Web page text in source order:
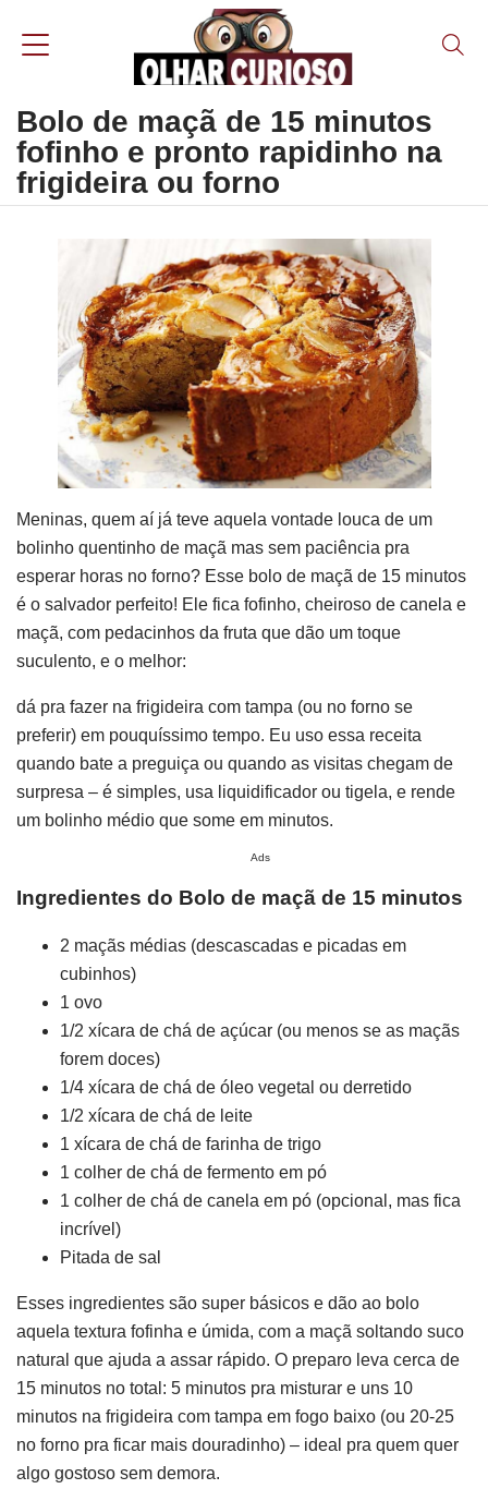
Bolo de maçã de 15 minutos
fofinho e pronto rapidinho na
frigideira ou forno
Meninas, quem aí já teve aquela vontade louca de um
bolinho quentinho de maçã mas sem paciência pra
esperar horas no forno? Esse bolo de maçã de 15 minutos
é o salvador perfeito! Ele fica fofinho, cheiroso de canela e
maçã, com pedacinhos da fruta que dão um toque
suculento, e o melhor:
dá pra fazer na frigideira com tampa (ou no forno se
preferir) em pouquíssimo tempo. Eu uso essa receita
quando bate a preguiça ou quando as visitas chegam de
surpresa – é simples, usa liquidificador ou tigela, e rende
um bolinho médio que some em minutos.
Ads
Ingredientes do Bolo de maçã de 15 minutos
2 maçãs médias (descascadas e picadas em
cubinhos)
1 ovo
1/2 xícara de chá de açúcar (ou menos se as maçãs
forem doces)
1/4 xícara de chá de óleo vegetal ou derretido
1/2 xícara de chá de leite
1 xícara de chá de farinha de trigo
1 colher de chá de fermento em pó
1 colher de chá de canela em pó (opcional, mas fica
incrível)
Pitada de sal
Esses ingredientes são super básicos e dão ao bolo
aquela textura fofinha e úmida, com a maçã soltando suco
natural que ajuda a assar rápido. O preparo leva cerca de
15 minutos no total: 5 minutos pra misturar e uns 10
minutos na frigideira com tampa em fogo baixo (ou 20-25
no forno pra ficar mais douradinho) – ideal pra quem quer
algo gostoso sem demora.